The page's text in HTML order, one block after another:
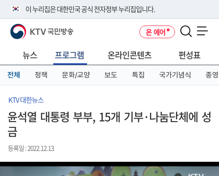
이 누리집은 대한민국 공식 전자정부 누리집입니다.
공식 누리집 주소 확인하기
니다.
이밖에 or.kr 또는 .kr등 다른 도메인 주소를 사용하고 있다면 아래 URL에
서 도메인 주소를 확인해 보세요
KTV 국민방송 온 에어
뉴스 프로그램 온라인콘텐츠 편성표
전체 정책 문화/교양 보도 특집 국가기념식 종영
KTV 대한뉴스
윤석열 대통령 부부, 15개 기부·나눔단체에 성
금
등록일 : 2022.12.13